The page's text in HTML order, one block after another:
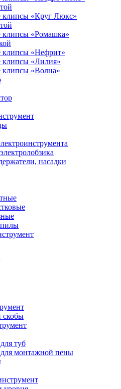
«Круг Люкс»
«Ромашка»
«Нефрит»
«Лилия»
«Волна»
насадки
скобы
туб
монтажной пены